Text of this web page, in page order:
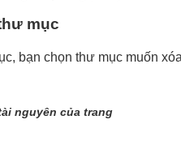
mục
bạn chọn thư mục muốn
nguyên của trang